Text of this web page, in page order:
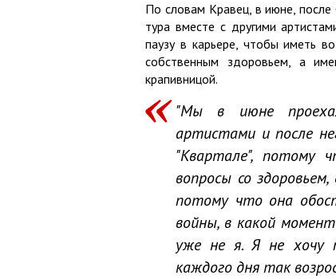
По словам Кравец, в июне, после
тура вместе с другими
паузу в карьере, чтобы иметь
собственным здоровьем, а
крапивницой.
"Мы в июне
артистами и после
"Квартале", потому
вопросы со
потому что она
войны, в какой
уже не я. Я не хочу
каждого дня так